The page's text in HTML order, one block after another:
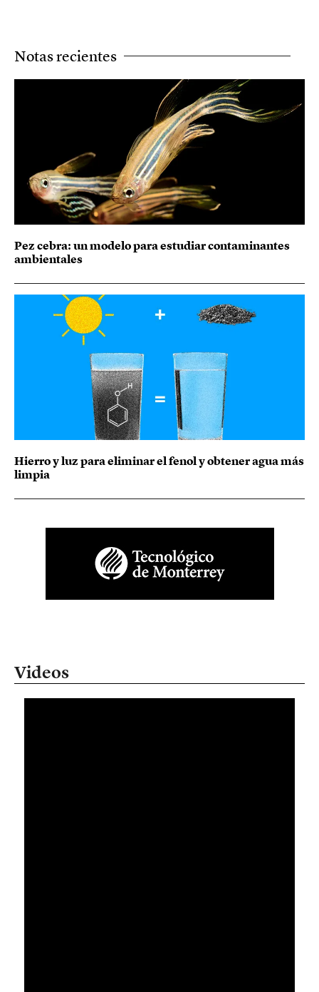
Notas recientes
Pez cebra: un modelo para estudiar contaminantes
ambientales
Hierro y luz para eliminar el fenol y obtener agua más
limpia
Videos